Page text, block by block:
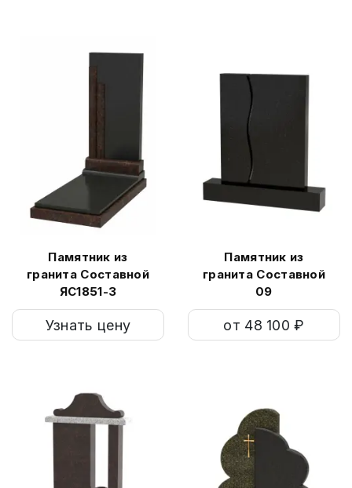
Памятник из
гранита Составной
ЯС1851-3
Узнать цену
Памятник из
гранита Составной
09
от 48 100 ₽